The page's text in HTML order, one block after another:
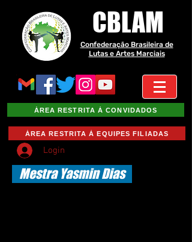
CBLAM
Confederação Brasileira de
Lutas e Artes Marciais
ÁREA RESTRITA À CONVIDADOS
ÁREA RESTRITA À EQUIPES FILIADAS
Login
Mestra Yasmin Dias